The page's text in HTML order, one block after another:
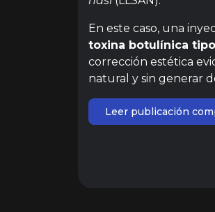
En este caso, una
toxina botulínica
corrección estética
natural y sin generar
Leer publicación